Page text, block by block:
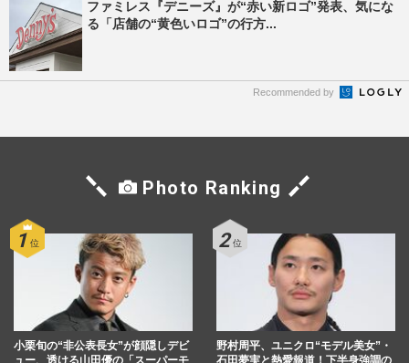
ファミレス『デニーズ』が“赤い新ロゴ”発表、気にな
る「店舗の“黄色いロゴ”の行方...
Recommended by
Photo Ranking
小栗旬の“非公表長女”が顔隠しデビ
ュー、透ける山田優の「スーパーモ
野村周平、ユニクロ“モデル美女”・
石田夢実と熱愛報道！下半身強調の